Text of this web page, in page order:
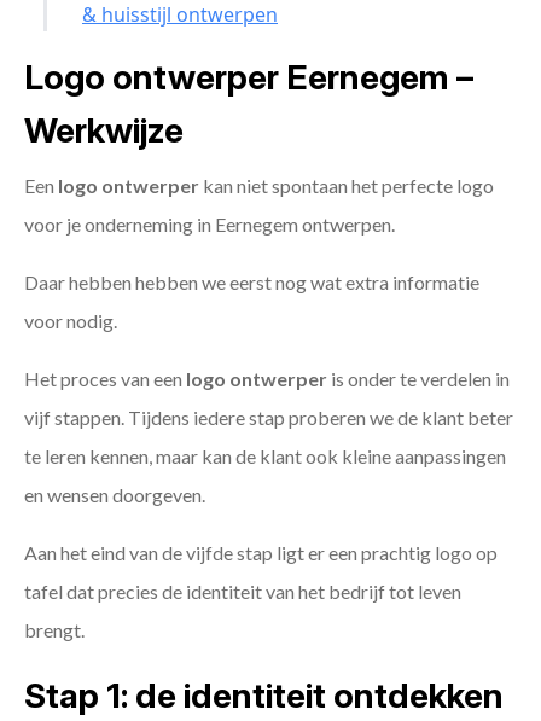
& huisstijl ontwerpen
Logo ontwerper Eernegem –
Werkwijze
Een logo ontwerper kan niet spontaan het perfecte logo
voor je onderneming in Eernegem ontwerpen.
Daar hebben hebben we eerst nog wat extra informatie
voor nodig.
Het proces van een logo ontwerper is onder te verdelen in
vijf stappen. Tijdens iedere stap proberen we de klant beter
te leren kennen, maar kan de klant ook kleine aanpassingen
en wensen doorgeven.
Aan het eind van de vijfde stap ligt er een prachtig logo op
tafel dat precies de identiteit van het bedrijf tot leven
brengt.
Stap 1: de identiteit ontdekken